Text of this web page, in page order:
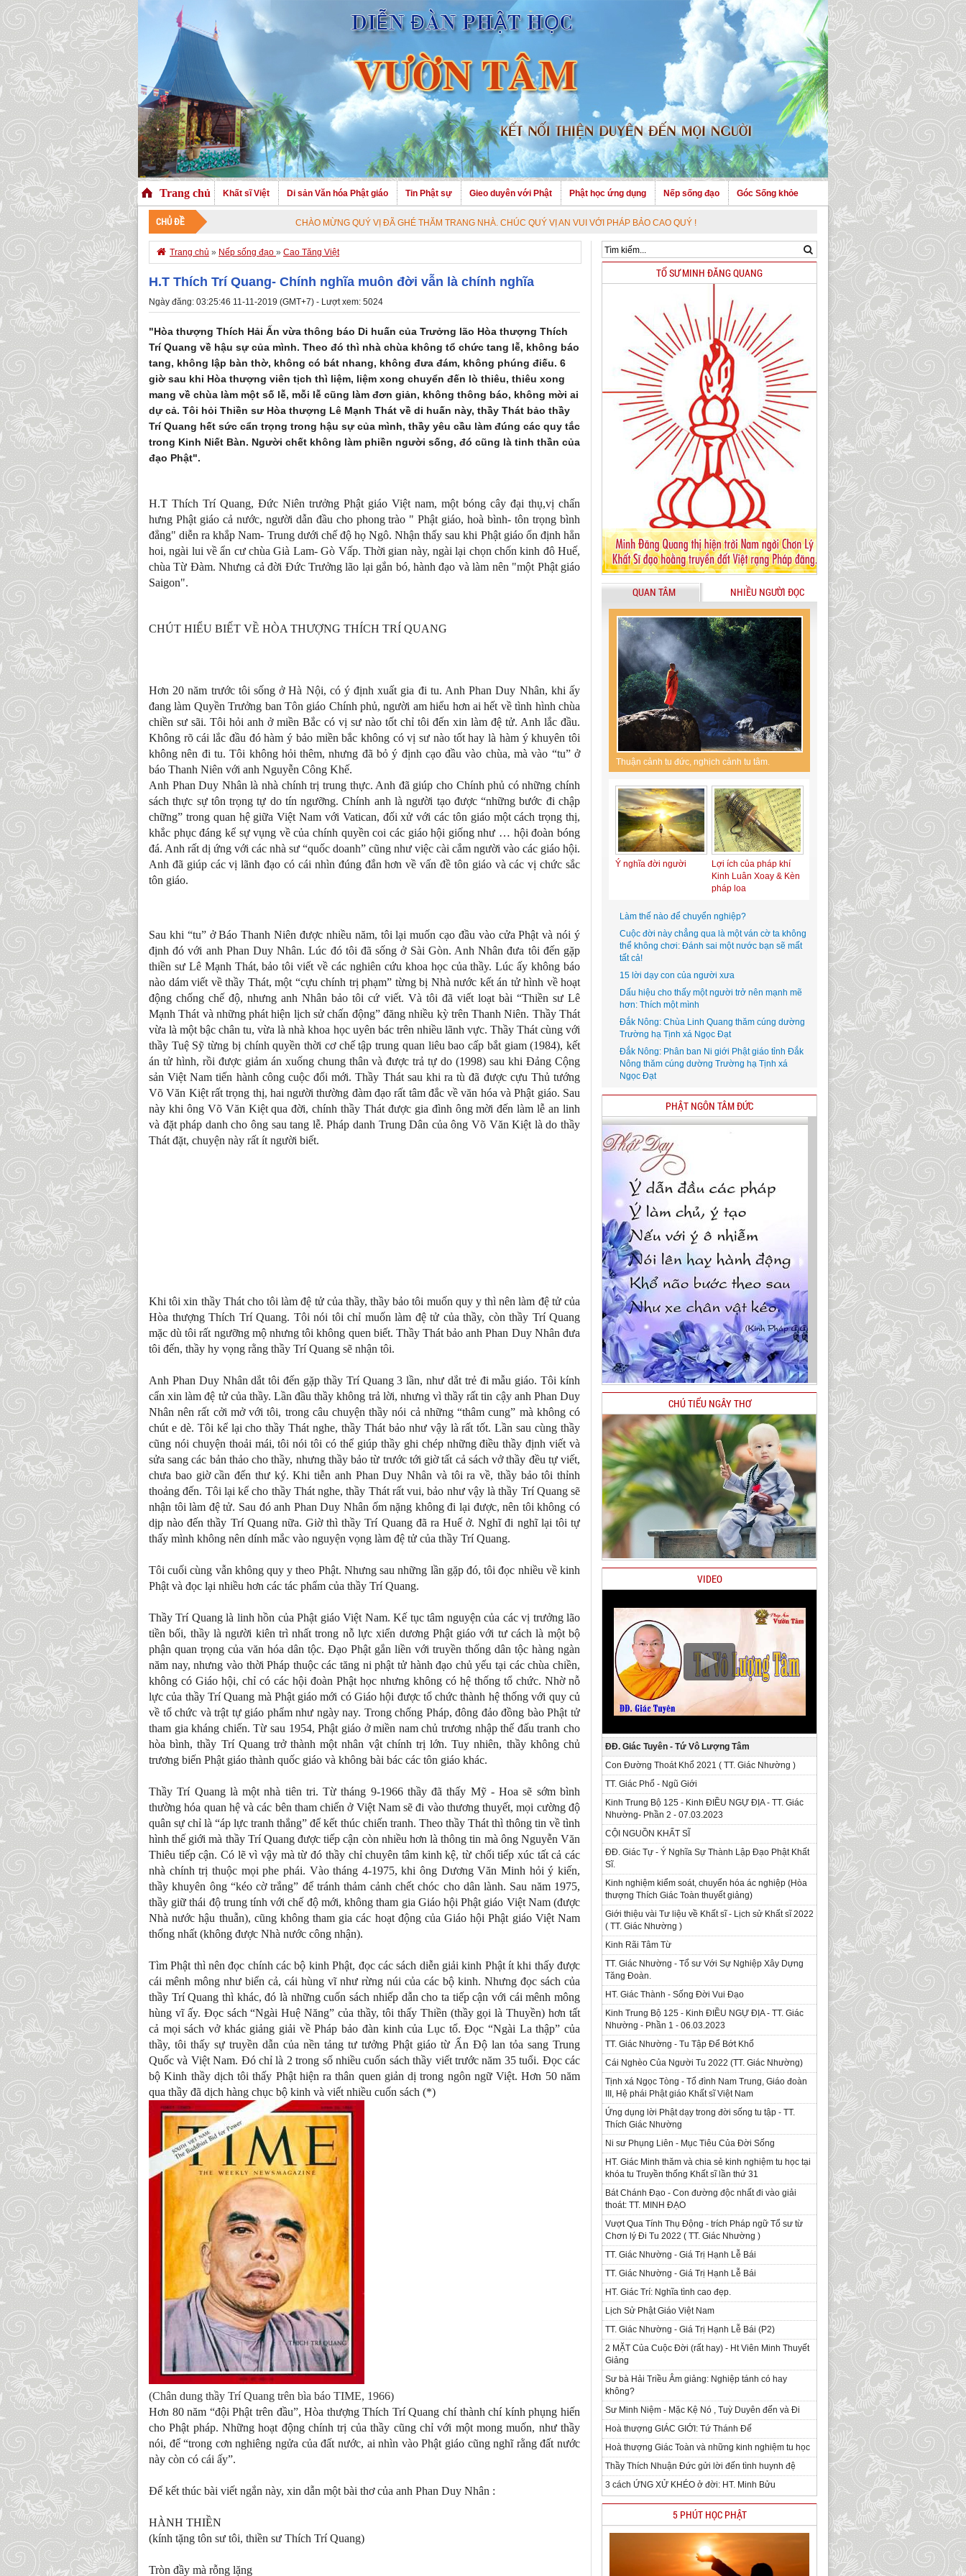
Trang chủ Khất sĩ Việt Di sản Văn hóa Phật giáo Tin Phật sự Gieo duyên với Phật Phật học ứng dụng Nếp sống đạo Góc Sống khỏe
CHỦ ĐỀ CHÀO MỪNG QUÝ VỊ ĐÃ GHÉ THĂM TRANG NHÀ. CHÚC QUÝ VỊ AN VUI VỚI PHÁP BẢO CAO QUÝ !
 Trang chủ » Nếp sống đạo » Cao Tăng Việt
H.T Thích Trí Quang- Chính nghĩa muôn đời vẫn là chính nghĩa
Ngày đăng: 03:25:46 11-11-2019 (GMT+7) - Lượt xem: 5024
"Hòa thượng Thích Hải Ấn vừa thông báo Di huấn của Trưởng lão Hòa thượng Thích
Trí Quang về hậu sự của mình. Theo đó thì nhà chùa không tổ chức tang lễ, không báo
tang, không lập bàn thờ, không có bát nhang, không đưa đám, không phúng điếu. 6
giờ sau khi Hòa thượng viên tịch thì liệm, liệm xong chuyển đến lò thiêu, thiêu xong
mang về chùa làm một số lễ, mỗi lễ cũng làm đơn giản, không thông báo, không mời ai
dự cả. Tôi hỏi Thiền sư Hòa thượng Lê Mạnh Thát về di huấn này, thầy Thát bảo thầy
Trí Quang hết sức cẩn trọng trong hậu sự của mình, thầy yêu cầu làm đúng các quy tắc
trong Kinh Niết Bàn. Người chết không làm phiền người sống, đó cũng là tinh thần của
đạo Phật".
H.T Thích Trí Quang, Đức Niên trưởng Phật giáo Việt nam, một bóng cây đại thụ,vị chấn
hưng Phật giáo cả nước, người dẫn đầu cho phong trào " Phật giáo, hoà bình- tôn trọng bình
đẳng" diễn ra khắp Nam- Trung dưới chế độ họ Ngô. Nhận thấy sau khi Phật giáo ổn định hẳn
hoi, ngài lui về ẩn cư chùa Già Lam- Gò Vấp. Thời gian này, ngài lại chọn chốn kinh đô Huế,
chùa Từ Đàm. Nhưng cả đời Đức Trưởng lão lại gắn bó, hành đạo và làm nên "một Phật giáo
Saigon".
CHÚT HIỂU BIẾT VỀ HÒA THƯỢNG THÍCH TRÍ QUANG
Hơn 20 năm trước tôi sống ở Hà Nội, có ý định xuất gia đi tu. Anh Phan Duy Nhân, khi ấy
đang làm Quyền Trưởng ban Tôn giáo Chính phủ, người am hiểu hơn ai hết về tình hình chùa
chiền sư sãi. Tôi hỏi anh ở miền Bắc có vị sư nào tốt chỉ tôi đến xin làm đệ tử. Anh lắc đầu.
Không rõ cái lắc đầu đó hàm ý bảo miền bắc không có vị sư nào tốt hay là hàm ý khuyên tôi
không nên đi tu. Tôi không hỏi thêm, nhưng đã bỏ ý định cạo đầu vào chùa, mà vào “tu” ở
báo Thanh Niên với anh Nguyễn Công Khế.
Anh Phan Duy Nhân là nhà chính trị trung thực. Anh đã giúp cho Chính phủ có những chính
sách thực sự tôn trọng tự do tín ngưỡng. Chính anh là người tạo được “những bước đi chập
chững” trong quan hệ giữa Việt Nam với Vatican, đối xử với các tôn giáo một cách trọng thị,
khắc phục đáng kể sự vụng về của chính quyền coi các giáo hội giống như … hội đoàn bóng
đá. Anh rất dị ứng với các nhà sư “quốc doanh” cũng như việc cài cắm người vào các giáo hội.
Anh đã giúp các vị lãnh đạo có cái nhìn đúng đắn hơn về vấn đề tôn giáo và các vị chức sắc
tôn giáo.
Sau khi “tu” ở Báo Thanh Niên được nhiều năm, tôi lại muốn cạo đầu vào cửa Phật và nói ý
định đó với anh Phan Duy Nhân. Lúc đó tôi đã sống ở Sài Gòn. Anh Nhân đưa tôi đến gặp
thiền sư Lê Mạnh Thát, bảo tôi viết về các nghiên cứu khoa học của thầy. Lúc ấy không báo
nào dám viết về thầy Thát, một “cựu chính trị phạm” từng bị Nhà nước kết án tử hình về hoạt
động chống chế độ, nhưng anh Nhân bảo tôi cứ viết. Và tôi đã viết loạt bài “Thiền sư Lê
Mạnh Thát và những phát hiện lịch sử chấn động” đăng nhiều kỳ trên Thanh Niên. Thầy Thát
vừa là một bậc chân tu, vừa là nhà khoa học uyên bác trên nhiều lãnh vực. Thầy Thát cùng với
thầy Tuệ Sỹ từng bị chính quyền thời cơ chế tập trung quan liêu bao cấp bắt giam (1984), kết
án tử hình, rồi được giảm án xuống chung thân và được trả tự do (1998) sau khi Đảng Cộng
sản Việt Nam tiến hành công cuộc đổi mới. Thầy Thát sau khi ra tù đã được cựu Thủ tướng
Võ Văn Kiệt rất trọng thị, hai người thường đàm đạo rất tâm đắc về văn hóa và Phật giáo. Sau
này khi ông Võ Văn Kiệt qua đời, chính thầy Thát được gia đình ông mời đến làm lễ an linh
và đặt pháp danh cho ông sau tang lễ. Pháp danh Trung Dân của ông Võ Văn Kiệt là do thầy
Thát đặt, chuyện này rất ít người biết.
Khi tôi xin thầy Thát cho tôi làm đệ tử của thầy, thầy bảo tôi muốn quy y thì nên làm đệ tử của
Hòa thượng Thích Trí Quang. Tôi nói tôi chỉ muốn làm đệ tử của thầy, còn thầy Trí Quang
mặc dù tôi rất ngưỡng mộ nhưng tôi không quen biết. Thầy Thát bảo anh Phan Duy Nhân đưa
tôi đến, thầy hy vọng rằng thầy Trí Quang sẽ nhận tôi.
Anh Phan Duy Nhân dắt tôi đến gặp thầy Trí Quang 3 lần, như dắt trẻ đi mẫu giáo. Tôi kính
cẩn xin làm đệ tử của thầy. Lần đầu thầy không trả lời, nhưng vì thầy rất tin cậy anh Phan Duy
Nhân nên rất cởi mở với tôi, trong câu chuyện thầy nói cả những “thâm cung” mà không có
chút e dè. Tôi kể lại cho thầy Thát nghe, thầy Thát bảo như vậy là rất tốt. Lần sau cùng thầy
cũng nói chuyện thoải mái, tôi nói tôi có thể giúp thầy ghi chép những điều thầy định viết và
sửa sang các bản thảo cho thầy, nhưng thầy bảo từ trước tới giờ tất cả sách vở thầy đều tự viết,
chưa bao giờ cần đến thư ký. Khi tiễn anh Phan Duy Nhân và tôi ra về, thầy bảo tôi thỉnh
thoảng đến. Tôi lại kể cho thầy Thát nghe, thầy Thát rất vui, bảo như vậy là thầy Trí Quang sẽ
nhận tôi làm đệ tử. Sau đó anh Phan Duy Nhân ốm nặng không đi lại được, nên tôi không có
dịp nào đến thầy Trí Quang nữa. Giờ thì thầy Trí Quang đã ra Huế ở. Nghĩ đi nghĩ lại tôi tự
thấy mình không nên dính mắc vào nguyện vọng làm đệ tử của thầy Trí Quang.
Tôi cuối cùng vẫn không quy y theo Phật. Nhưng sau những lần gặp đó, tôi đọc nhiều về kinh
Phật và đọc lại nhiều hơn các tác phẩm của thầy Trí Quang.
Thầy Trí Quang là linh hồn của Phật giáo Việt Nam. Kế tục tâm nguyện của các vị trưởng lão
tiền bối, thầy là người kiên trì nhất trong nỗ lực xiển dương Phật giáo với tư cách là một bộ
phận quan trọng của văn hóa dân tộc. Đạo Phật gắn liền với truyền thống dân tộc hàng ngàn
năm nay, nhưng vào thời Pháp thuộc các tăng ni phật tử hành đạo chủ yếu tại các chùa chiền,
không có Giáo hội, chỉ có các hội đoàn Phật học nhưng không có hệ thống tổ chức. Nhờ nỗ
lực của thầy Trí Quang mà Phật giáo mới có Giáo hội được tổ chức thành hệ thống với quy củ
về tổ chức và trật tự giáo phẩm như ngày nay. Trong chống Pháp, đông đảo đồng bào Phật tử
tham gia kháng chiến. Từ sau 1954, Phật giáo ở miền nam chủ trương nhập thế đấu tranh cho
hòa bình, thầy Trí Quang trở thành một nhân vật chính trị lớn. Tuy nhiên, thầy không chủ
trương biến Phật giáo thành quốc giáo và không bài bác các tôn giáo khác.
Thầy Trí Quang là một nhà tiên tri. Từ tháng 9-1966 thầy đã thấy Mỹ - Hoa sẽ sớm bình
thường hóa quan hệ và các bên tham chiến ở Việt Nam sẽ đi vào thương thuyết, mọi cường độ
quân sự chỉ là “áp lực tranh thắng” để kết thúc chiến tranh. Theo thầy Thát thì thông tin về tình
hình thế giới mà thầy Trí Quang được tiếp cận còn nhiều hơn là thông tin mà ông Nguyễn Văn
Thiêu tiếp cận. Có lẽ vì vậy mà từ đó thầy chỉ chuyên tâm kinh kệ, từ chối tiếp xúc tất cả các
nhà chính trị thuộc mọi phe phái. Vào tháng 4-1975, khi ông Dương Văn Minh hỏi ý kiến,
thầy khuyên ông “kéo cờ trắng” để tránh thảm cảnh chết chóc cho dân lành. Sau năm 1975,
thầy giữ thái độ trung tính với chế độ mới, không tham gia Giáo hội Phật giáo Việt Nam (được
Nhà nước hậu thuẫn), cũng không tham gia các hoạt động của Giáo hội Phật giáo Việt Nam
thống nhất (không được Nhà nước công nhận).
Tìm Phật thì nên đọc chính các bộ kinh Phật, đọc các sách diễn giải kinh Phật ít khi thấy được
cái mênh mông như biển cả, cái hùng vĩ như rừng núi của các bộ kinh. Nhưng đọc sách của
thầy Trí Quang thì khác, đó là những cuốn sách nhiếp dẫn cho ta tiếp cận với cái mênh mông
hùng vĩ ấy. Đọc sách “Ngài Huệ Năng” của thầy, tôi thấy Thiền (thầy gọi là Thuyền) hơn tất
cả mọi sách vở khác giảng giải về Pháp bảo đàn kinh của Lục tổ. Đọc “Ngài La thập” của
thầy, tôi thấy sự truyền dẫn của nền tảng tư tưởng Phật giáo từ Ấn Độ lan tỏa sang Trung
Quốc và Việt Nam. Đó chỉ là 2 trong số nhiều cuốn sách thầy viết trước năm 35 tuổi. Đọc các
bộ Kinh thầy dịch tôi thấy Phật hiện ra thân quen giản dị trong ngôn ngữ Việt. Hơn 50 năm
qua thầy đã dịch hàng chục bộ kinh và viết nhiều cuốn sách (*)
(Chân dung thầy Trí Quang trên bìa báo TIME, 1966)
Hơn 80 năm “đội Phật trên đầu”, Hòa thượng Thích Trí Quang chí thành chí kính phụng hiến
cho Phật pháp. Những hoạt động chính trị của thầy cũng chỉ với một mong muốn, như thầy
nói, để “trong cơn nghiêng ngửa của đất nước, ai nhìn vào Phật giáo cũng nghĩ rằng đất nước
này còn có cái ấy”.
Để kết thúc bài viết ngắn này, xin dẫn một bài thơ của anh Phan Duy Nhân :
HÀNH THIỀN
(kính tặng tôn sư tôi, thiền sư Thích Trí Quang)
Tròn đầy mà rỗng lặng
TỔ SƯ MINH ĐĂNG QUANG
QUAN TÂM NHIỀU NGƯỜI ĐỌC
Thuận cảnh tu đức, nghịch cảnh tu tâm.
Ý nghĩa đời người
Lợi ích của pháp khí
Kinh Luân Xoay & Kèn
pháp loa
Làm thế nào để chuyển nghiệp?
Cuộc đời này chẳng qua là một ván cờ ta không
thể không chơi: Đánh sai một nước bạn sẽ mất
tất cả!
15 lời dạy con của người xưa
Dấu hiệu cho thấy một người trở nên mạnh mẽ
hơn: Thích một mình
Đắk Nông: Chùa Linh Quang thăm cúng dường
Trường hạ Tịnh xá Ngọc Đạt
Đắk Nông: Phân ban Ni giới Phật giáo tỉnh Đắk
Nông thăm cúng dường Trường hạ Tịnh xá
Ngọc Đạt
PHẬT NGÔN TÂM ĐỨC
CHÚ TIỂU NGÂY THƠ
VIDEO
ĐĐ. Giác Tuyên - Tứ Vô Lượng Tâm
Con Đường Thoát Khổ 2021 ( TT. Giác Nhường )
TT. Giác Phổ - Ngũ Giới
Kinh Trung Bộ 125 - Kinh ÐIỀU NGỰ ĐỊA - TT. Giác
Nhường- Phần 2 - 07.03.2023
CỘI NGUỒN KHẤT SĨ
ĐĐ. Giác Tự - Ý Nghĩa Sự Thành Lập Đạo Phật Khất
Sĩ.
Kinh nghiệm kiểm soát, chuyển hóa ác nghiệp (Hòa
thượng Thích Giác Toàn thuyết giảng)
Giới thiệu vài Tư liệu về Khất sĩ - Lịch sử Khất sĩ 2022
( TT. Giác Nhường )
Kinh Rãi Tâm Từ
TT. Giác Nhường - Tổ sư Với Sự Nghiệp Xây Dựng
Tăng Đoàn.
HT. Giác Thành - Sống Đời Vui Đạo
Kinh Trung Bộ 125 - Kinh ÐIỀU NGỰ ĐỊA - TT. Giác
Nhường - Phần 1 - 06.03.2023
TT. Giác Nhường - Tu Tập Để Bớt Khổ
Cái Nghèo Của Người Tu 2022 (TT. Giác Nhường)
Tịnh xá Ngọc Tòng - Tổ đình Nam Trung, Giáo đoàn
III, Hệ phái Phật giáo Khất sĩ Việt Nam
Ứng dụng lời Phật dạy trong đời sống tu tập - TT.
Thích Giác Nhường
Ni sư Phụng Liên - Mục Tiêu Của Đời Sống
HT. Giác Minh thăm và chia sẻ kinh nghiệm tu học tại
khóa tu Truyền thống Khất sĩ lần thứ 31
Bát Chánh Đạo - Con đường độc nhất đi vào giải
thoát: TT. MINH ĐẠO
Vượt Qua Tính Thụ Động - trích Pháp ngữ Tổ sư từ
Chơn lý Đi Tu 2022 ( TT. Giác Nhường )
TT. Giác Nhường - Giá Trị Hạnh Lễ Bái
TT. Giác Nhường - Giá Trị Hạnh Lễ Bái
HT. Giác Trí: Nghĩa tình cao đẹp.
Lịch Sử Phật Giáo Việt Nam
TT. Giác Nhường - Giá Trị Hạnh Lễ Bái (P2)
2 MẶT Của Cuộc Đời (rất hay) - Ht Viên Minh Thuyết
Giảng
Sư bà Hải Triều Âm giảng: Nghiệp tánh có hay
không?
Sư Minh Niệm - Mặc Kệ Nó , Tuỳ Duyên đến và Đi
Hoà thượng GIÁC GIỚI: Tứ Thánh Đế
Hoà thượng Giác Toàn và những kinh nghiệm tu học
Thầy Thích Nhuận Đức gửi lời đến tình huynh đệ
3 cách ỨNG XỬ KHÉO ở đời: HT. Minh Bửu
5 PHÚT HỌC PHẬT